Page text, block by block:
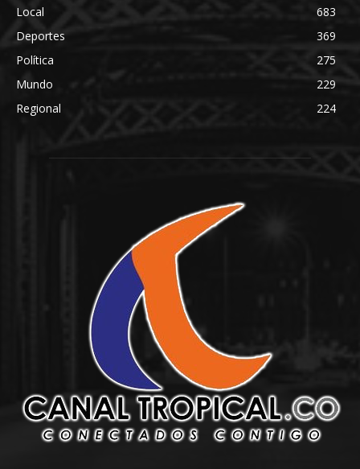
Local
683
Deportes
369
Política
275
Mundo
229
Regional
224